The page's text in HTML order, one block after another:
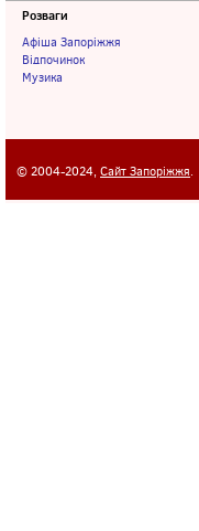
Розваги
Афіша Запоріжжя
Відпочинок
Музика
© 2004-2024, Сайт Запоріжжя.